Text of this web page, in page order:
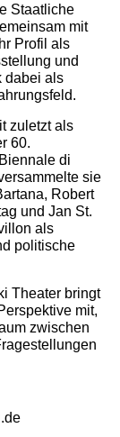
Staatliche
mit
Profil als
und
dabei als
zuletzt als
60.
di
sie
Robert
und Jan St.
als
politische
Theater bringt
mit,
zwischen